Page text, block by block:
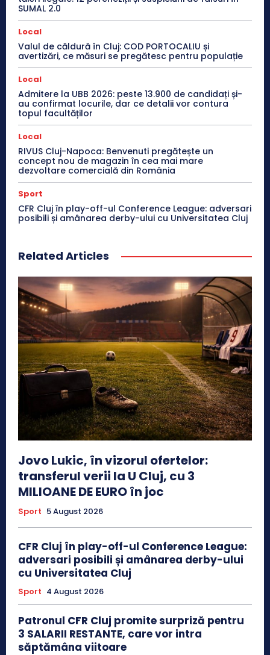
SUMAL 2.0
Local
Valul de căldură în Cluj: COD PORTOCALIU și
avertizări, ce măsuri se pregătesc pentru populație
Local
Admitere la UBB 2026: peste 13.900 de candidați și-
au confirmat locurile, dar ce detalii vor contura
topul facultăților
Local
RIVUS Cluj-Napoca: Benvenuti pregătește un
concept nou de magazin în cea mai mare
dezvoltare comercială din România
Sport
CFR Cluj în play-off-ul Conference League: adversari
posibili și amânarea derby-ului cu Universitatea Cluj
Related Articles
Jovo Lukic, în vizorul ofertelor:
transferul verii la U Cluj, cu 3
MILIOANE DE EURO în joc
Sport 5 August 2026
CFR Cluj în play-off-ul Conference League:
adversari posibili și amânarea derby-ului
cu Universitatea Cluj
Sport 4 August 2026
Patronul CFR Cluj promite surpriză pentru
3 SALARII RESTANTE, care vor intra
săptămâna viitoare